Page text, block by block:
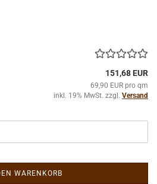
151,68 EUR
69,90 EUR pro qm
inkl. 19% MwSt. zzgl. Versand
WARENKORB